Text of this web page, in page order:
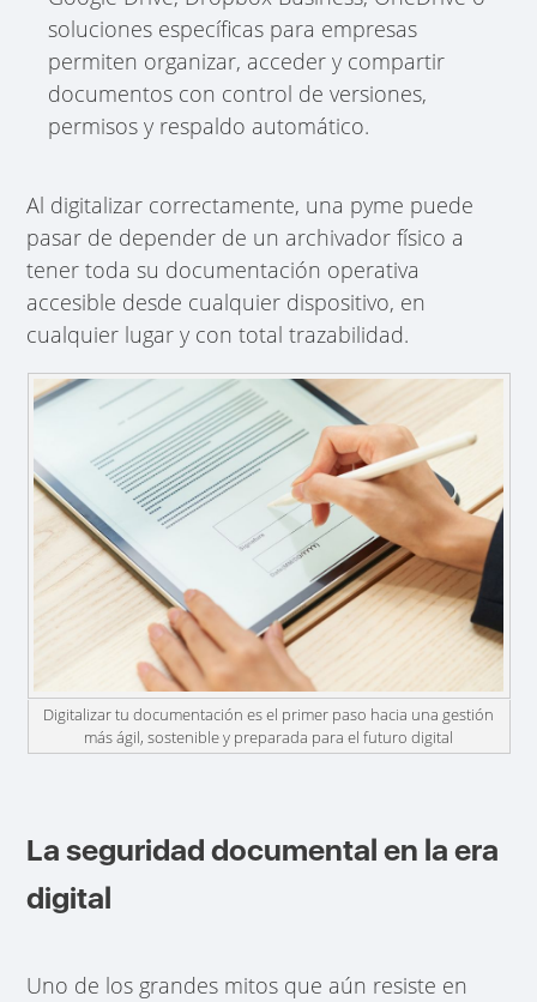
soluciones específicas para empresas
permiten organizar, acceder y compartir
documentos con control de versiones,
permisos y respaldo automático.
Al digitalizar correctamente, una pyme puede
pasar de depender de un archivador físico a
tener toda su documentación operativa
accesible desde cualquier dispositivo, en
cualquier lugar y con total trazabilidad.
Digitalizar tu documentación es el primer paso hacia una gestión
más ágil, sostenible y preparada para el futuro digital
La seguridad documental en la era
digital
Uno de los grandes mitos que aún resiste en